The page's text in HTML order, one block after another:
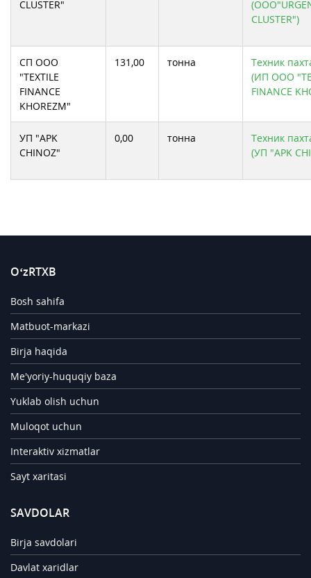
CLUSTER"
CLUSTER")
СП ООО
"TEXTILE
FINANCE
KHOREZM"
131,00 тонна
Техник
(ИП ООО
FINANCE
УП "APK
CHINOZ"
0,00 тонна
Техник
(УП "APK
O‘zRTXB
Bosh sahifa
Matbuot-markazi
Birja haqida
Me'yoriy-huquqiy baza
Yuklab olish uchun
Muloqot uchun
Interaktiv xizmatlar
Sayt xaritasi
SAVDOLAR
Birja savdolari
Davlat xaridlar